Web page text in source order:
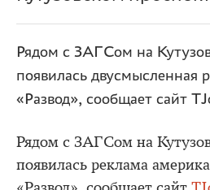
Рядом с ЗАГСом на
появилась двусмысленная
«Развод», сообщает сайт
Рядом с ЗАГСом на
появилась реклама